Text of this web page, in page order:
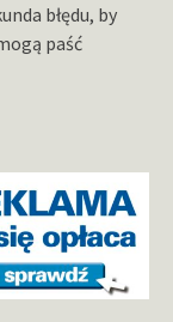
błędu, by
paść